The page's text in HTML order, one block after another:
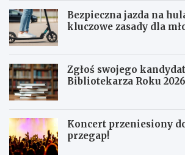
Bezpieczna jazda na
kluczowe zasady dla
Zgłoś swojego
Bibliotekarza Roku
Koncert przeniesiony
przegap!